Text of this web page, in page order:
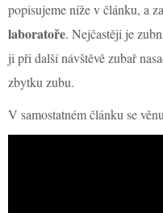
popisujeme níže v článku, a
laboratoře. Nejčastěji je
ji při další návštěvě zubař
zbytku zubu.
V samostatném článku se